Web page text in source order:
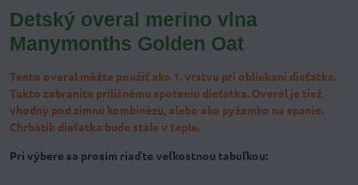
Detský overal merino vlna
Manymonths Golden Oat
Tento overal môžte použiť ako 1. vrstvu pri obliekaní dieťatka.
Takto zabránite prílišnému spoteniu dieťatka. Overal je tiež
vhodný pod zimnú kombinézu, alebo ako pyžamko na spanie.
Chrbátik dieťatka bude stále v teple.
Pri výbere sa prosím riaďte veľkostnou tabuľkou: